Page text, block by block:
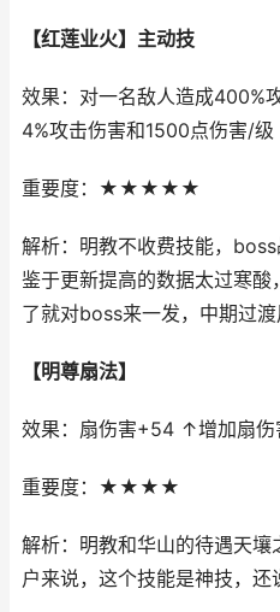
【红莲业火】主动技
效果：对一名敌人造成400%
4%攻击伤害和1500点伤害/级
重要度：★★★★★
解析：明教不收费技能，boss
鉴于更新提高的数据太过寒酸
了就对boss来一发，中期过渡
【明尊扇法】
效果：扇伤害+54 ↑增加扇
重要度：★★★★
解析：明教和华山的待遇天壤
户来说，这个技能是神技，还